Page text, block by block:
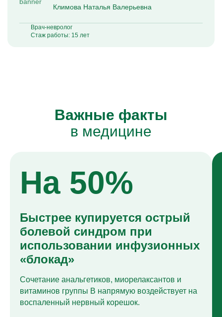
Климова Наталья Валерьевна
Врач-невролог
Стаж работы: 15 лет
Важные факты
в медицине
На 50%
Быстрее купируется острый
болевой синдром при
использовании инфузионных
«блокад»
Сочетание анальгетиков, миорелаксантов и
витаминов группы B напрямую воздействует на
воспаленный нервный корешок.